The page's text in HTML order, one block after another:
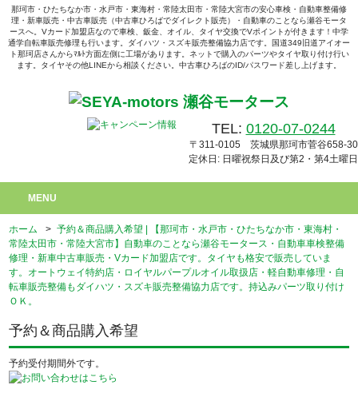
那珂市・ひたちなか市・水戸市・東海村・常陸太田市・常陸大宮市の安心車検・自動車整備修
理・新車販売・中古車販売（中古車ひろばでダイレクト販売）・自動車のことなら瀬谷モータ
ースへ。Vカード加盟店なので車検、鈑金、オイル、タイヤ交換でVポイントが付きます！中学
通学自転車販売修理も行います。ダイハツ・スズキ販売整備協力店です。国道349旧道アイオー
ト那珂店さんからﾏﾙﾄ方面左側に工場があります。ネットで購入のパーツやタイヤ取り付け行い
ます。タイヤその他LINEから相談ください。中古車ひろばのID/パスワード差し上げます。
TEL: 0120-07-0244
〒311-0105 茨城県那珂市菅谷658-30
定休日: 日曜祝祭日及び第2・第4土曜日
MENU
ホーム > 予約＆商品購入希望 | 【那珂市・水戸市・ひたちなか市・東海村・
常陸太田市・常陸大宮市】自動車のことなら瀬谷モータース・自動車車検整備
修理・新車中古車販売・Vカード加盟店です。タイヤも格安で販売していま
す。オートウェイ特約店・ロイヤルパープルオイル取扱店・軽自動車修理・自
転車販売整備もダイハツ・スズキ販売整備協力店です。持込みパーツ取り付け
ＯＫ。
予約＆商品購入希望
予約受付期間外です。